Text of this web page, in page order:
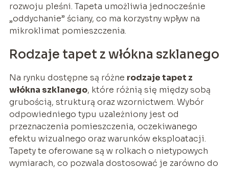
rozwoju pleśni. Tapeta umożliwia jednocześnie
„oddychanie” ściany, co ma korzystny wpływ na
mikroklimat pomieszczenia.
Rodzaje tapet z włókna szklanego
Na rynku dostępne są różne rodzaje tapet z
włókna szklanego, które różnią się między sobą
grubością, strukturą oraz wzornictwem. Wybór
odpowiedniego typu uzależniony jest od
przeznaczenia pomieszczenia, oczekiwanego
efektu wizualnego oraz warunków eksploatacji.
Tapety te oferowane są w rolkach o nietypowych
wymiarach, co pozwala dostosować je zarówno do